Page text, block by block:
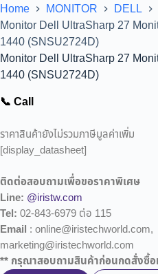
Home MONITOR
DELL
Monitor Dell UltraSharp 27
1440 (SNSU2724D)
Monitor Dell UltraSharp 27
1440 (SNSU2724D)
📞 Call
ราคาสินค้ายังไม่รวมภาษีมูลค่าเพิ่ม
[display_datasheet]
ติดต่อสอบถามเพื่อขอราคาพิเศษ
Line: @iristw.com
Tel: 02-843-6979 ต่อ 115
Email : online@iristechworld.com,
marketing@iristechworld.com
** กรุณาสอบถามสินค้าก่อนกดสั่งซื้